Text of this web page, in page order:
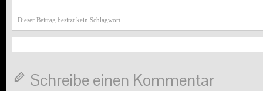
Dieser Beitrag besitzt kein Schlagwort
Schreibe einen Kommentar